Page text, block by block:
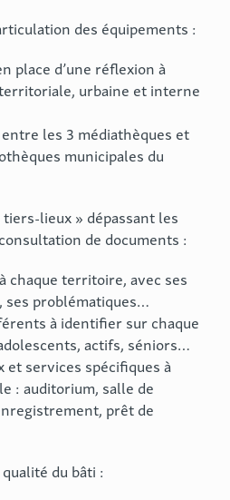
des équipements :
place d’une réflexion à
urbaine et interne
les 3 médiathèques et
municipales du
tiers-lieux » dépassant les
de documents :
chaque territoire, avec ses
ses problématiques…
à identifier sur chaque
actifs, séniors…
et services spécifiques à
: auditorium, salle de
prêt de
du bâti :